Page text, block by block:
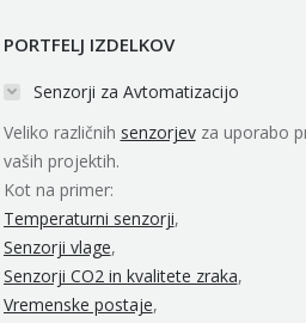
PORTFELJ IZDELKOV
Senzorji za Avtomatizacijo
Veliko različnih senzorjevza uporabo
vaših projektih.
Kot na primer:
Temperaturni senzorji,
Senzorji vlage,
Senzorji CO2 in kvalitete zraka,
Vremenske postaje,